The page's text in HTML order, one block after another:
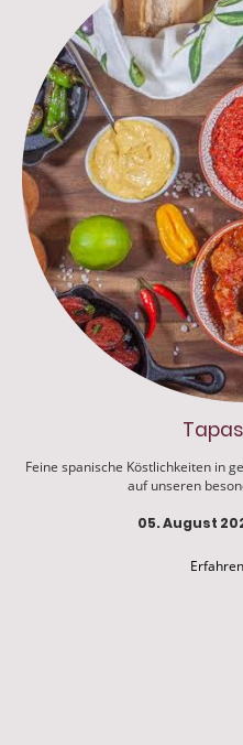
Feine spanische Köstlichkeiten in
auf unseren
05. August